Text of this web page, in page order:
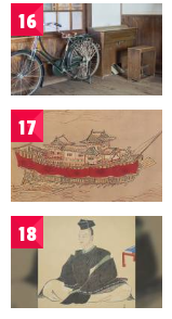
16
17
18